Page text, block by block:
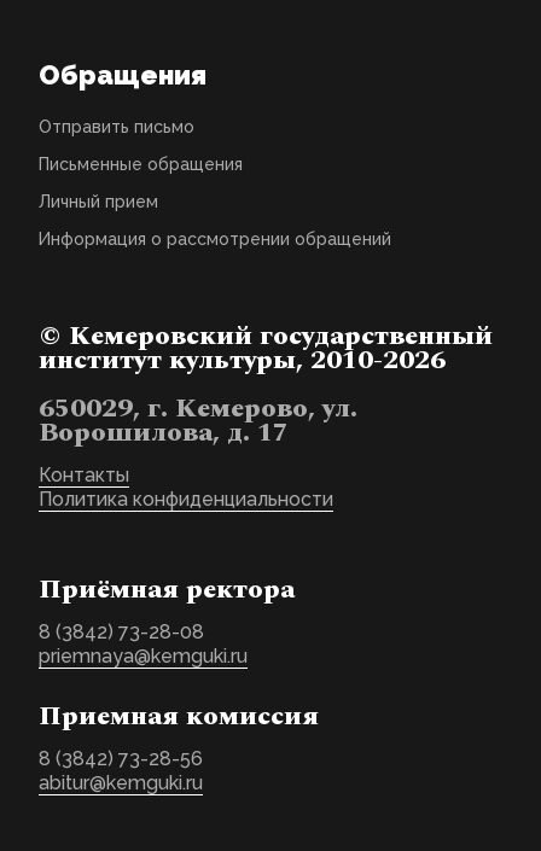
Обращения
Отправить письмо
Письменные обращения
Личный прием
Информация о рассмотрении обращений
© Кемеровский государственный
институт культуры, 2010-2026
650029, г. Кемерово, ул.
Ворошилова, д. 17
Контакты
Политика конфиденциальности
Приёмная ректора
8 (3842) 73-28-08
priemnaya@kemguki.ru
Приемная комиссия
8 (3842) 73-28-56
abitur@kemguki.ru